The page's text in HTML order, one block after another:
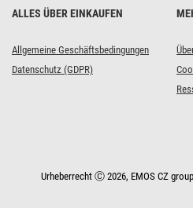
ALLES ÜBER EINKAUFEN
Allgemeine Geschäftsbedingungen
Datenschutz (GDPR)
Urheberrecht Ⓒ 2026, EMOS CZ